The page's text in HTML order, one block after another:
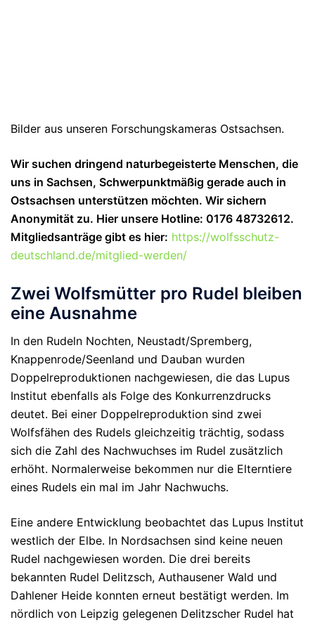
Bilder aus unseren Forschungskameras Ostsachsen.
Wir suchen dringend naturbegeisterte Menschen, die
uns in Sachsen, Schwerpunktmäßig gerade auch in
Ostsachsen unterstützen möchten. Wir sichern
Anonymität zu. Hier unsere Hotline: 0176 48732612.
Mitgliedsanträge gibt es hier: https://wolfsschutz-
deutschland.de/mitglied-werden/
Zwei Wolfsmütter pro Rudel bleiben
eine Ausnahme
In den Rudeln Nochten, Neustadt/Spremberg,
Knappenrode/Seenland und Dauban wurden
Doppelreproduktionen nachgewiesen, die das Lupus
Institut ebenfalls als Folge des Konkurrenzdrucks
deutet. Bei einer Doppelreproduktion sind zwei
Wolfsfähen des Rudels gleichzeitig trächtig, sodass
sich die Zahl des Nachwuchses im Rudel zusätzlich
erhöht. Normalerweise bekommen nur die Elterntiere
eines Rudels ein mal im Jahr Nachwuchs.
Eine andere Entwicklung beobachtet das Lupus Institut
westlich der Elbe. In Nordsachsen sind keine neuen
Rudel nachgewiesen worden. Die drei bereits
bekannten Rudel Delitzsch, Authausener Wald und
Dahlener Heide konnten erneut bestätigt werden. Im
nördlich von Leipzig gelegenen Delitzscher Rudel hat